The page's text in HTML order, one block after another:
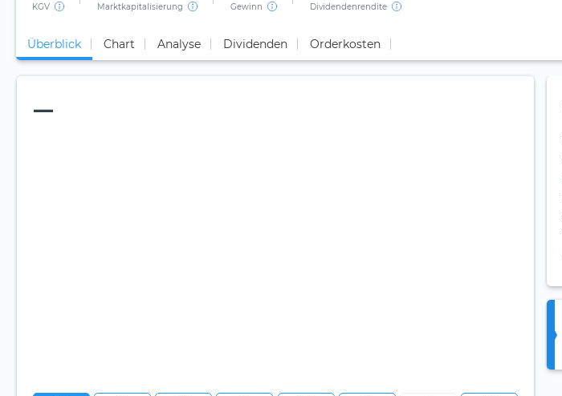
KGV Marktkapitalisierung Gewinn Dividendenrendite
Überblick Chart Analyse Dividenden Orderkosten
—